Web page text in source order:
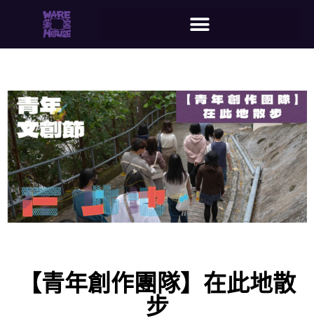
【青年創作團隊】在此地散
步